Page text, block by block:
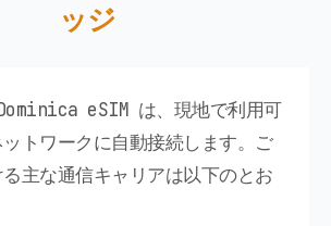
ッジ
eSIM は、現地で利用可
トワークに自動接続します。ご
主な通信キャリアは以下のとお